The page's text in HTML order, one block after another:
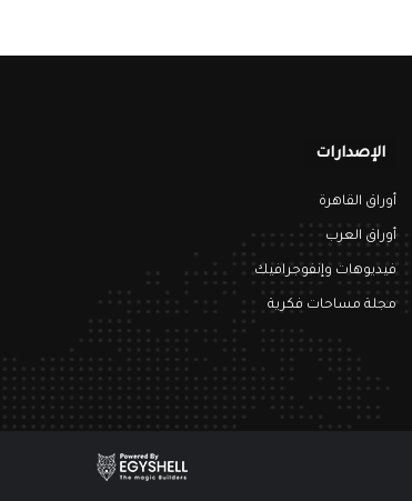
الإصدارات
أوراق القاهرة
أوراق العرب
فيديوهات وإنفوجرافيك
مجلة مساحات فكرية